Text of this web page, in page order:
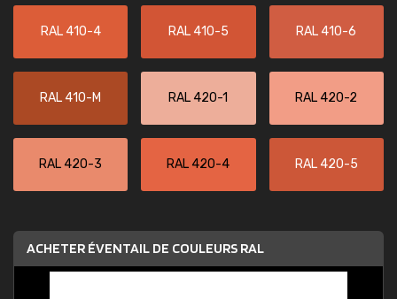
RAL 410-4 RAL 410-5 RAL 410-6
RAL 410-M RAL 420-1 RAL 420-2
RAL 420-3 RAL 420-4 RAL 420-5
ACHETER ÉVENTAIL DE COULEURS RAL